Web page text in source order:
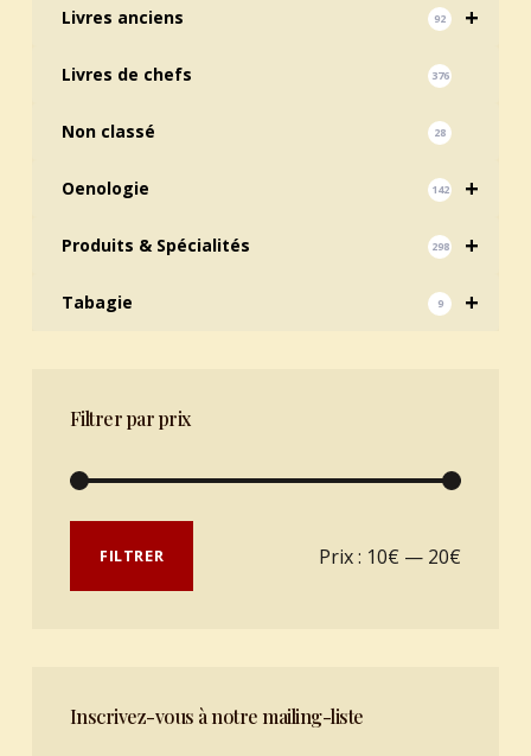
+
Livres anciens 92
Livres de chefs 376
Non classé 28
+
Oenologie 142
+
Produits & Spécialités 298
+
Tabagie 9
Filtrer par prix
Prix min
Prix maxFILTRER Prix : 10€ — 20€
Inscrivez-vous à notre mailing-liste